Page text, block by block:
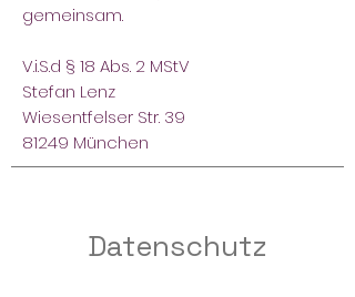
gemeinsam.
V.i.S.d § 18 Abs. 2 MStV
Stefan Lenz
Wiesentfelser Str. 39
81249 München
Datenschutz